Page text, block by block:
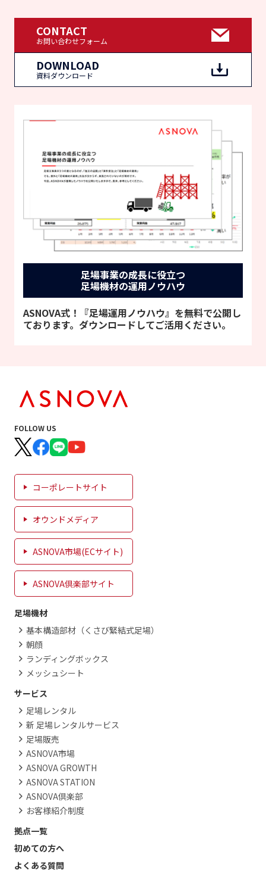
DOWNLOAD
資料ダウンロード
CONTACT
お問い合わせフォーム
足場事業の成長に役立つ
足場機材の運用ノウハウ
ASNOVA式！『足場運用ノウハウ』を無料で公開し
ております。ダウンロードしてご活用ください。
FOLLOW US
コーポレートサイト
オウンドメディア
ASNOVA市場(ECサイト)
ASNOVA倶楽部サイト
足場機材
基本構造部材（くさび緊結式足場）
朝顔
ランディングボックス
メッシュシート
サービス
足場レンタル
新 足場レンタルサービス
足場販売
ASNOVA市場
ASNOVA GROWTH
ASNOVA STATION
ASNOVA倶楽部
お客様紹介制度
拠点一覧
初めての方へ
よくある質問